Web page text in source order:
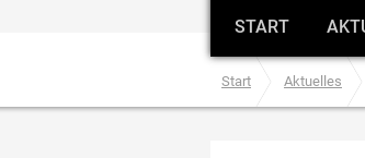
START
Start Aktuelles